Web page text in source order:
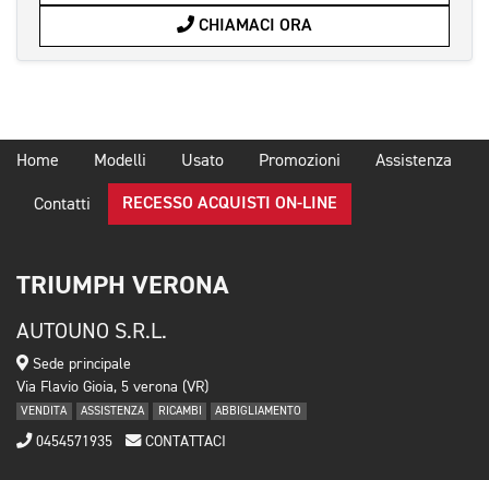
CHIAMACI ORA
Home Modelli Usato Promozioni Assistenza
Contatti RECESSO ACQUISTI ON-LINE
TRIUMPH VERONA
AUTOUNO S.R.L.
Sede principale
Via Flavio Gioia, 5 verona (VR)
VENDITA ASSISTENZA RICAMBI ABBIGLIAMENTO
0454571935 CONTATTACI